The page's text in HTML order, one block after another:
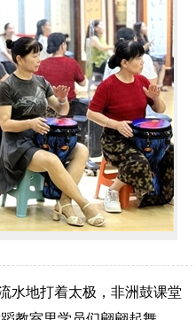
水地打着太极，非洲鼓课堂